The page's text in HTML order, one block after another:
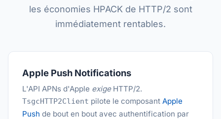
les économies HPACK de HTTP/2 sont
immédiatement rentables.
Apple Push Notifications
L'API APNs d'Apple exigeHTTP/2.
TsgcHTTP2Client pilote le composant Apple
Push de bout en bout avec authentification par